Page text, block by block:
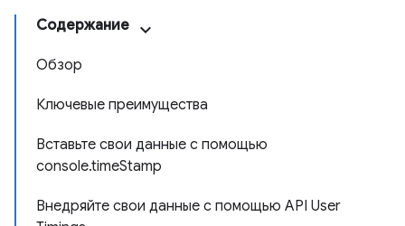
Содержание
Обзор
Ключевые преимущества
Вставьте свои данные с помощью
console.timeStamp
Внедряйте свои данные с помощью API User